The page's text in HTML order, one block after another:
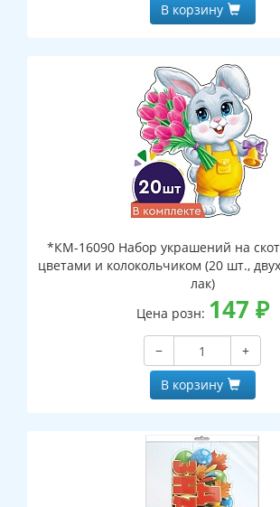
В корзину
*КМ-16090 Набор украшений на
цветами и колокольчиком (20 шт.,
лак)
Цена розн: 147 ₽
−
+
В корзину